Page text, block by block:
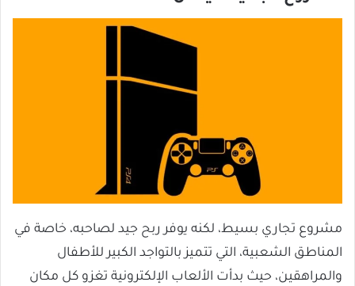
مشروع تجاري بسيط، لكنه يوفر ربح جيد لصاحبه، خاصة في
المناطق الشعبية، التي تتميز بالتواجد الكبير للأطفال
والمراهقين، حيث بدأت الألعاب الإلكترونية تغزو كل مكان